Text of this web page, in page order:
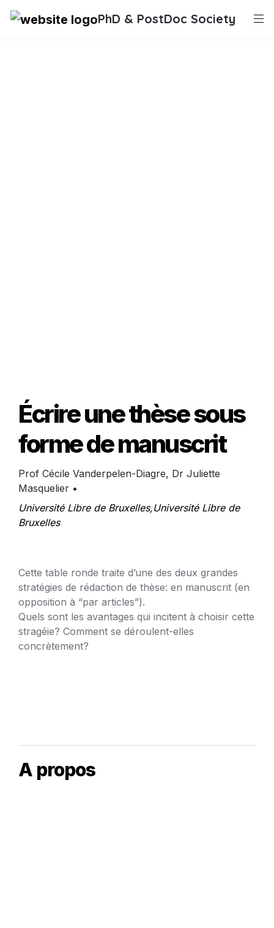
PhD & PostDoc Society
Écrire une thèse sous
forme de manuscrit
Prof Cécile Vanderpelen-Diagre, Dr Juliette
Masquelier •
Université Libre de Bruxelles,Université Libre de
Bruxelles
Cette table ronde traite d’une des deux grandes
stratégies de rédaction de thèse: en manuscrit (en
opposition à “par articles”).
Quels sont les avantages qui incitent à choisir cette
stragéie? Comment se déroulent-elles
concrètement?
A propos